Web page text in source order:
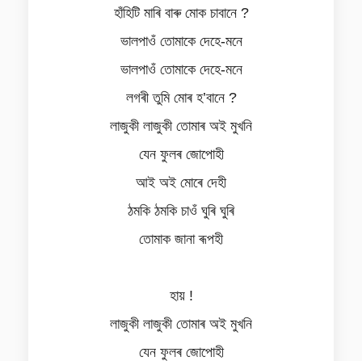
হাঁহিটি মাৰি বাৰু মোক চাবানে ?
ভালপাওঁ তোমাকে দেহে-মনে
ভালপাওঁ তোমাকে দেহে-মনে
লগৰী তুমি মোৰ হ’বানে ?
লাজুকী লাজুকী তোমাৰ অই মুখনি
যেন ফুলৰ জোপোহী
আই অই মোৰে দেহী
ঠমকি ঠমকি চাওঁ ঘুৰি ঘুৰি
তোমাক জানা ৰূপহী
হায় !
লাজুকী লাজুকী তোমাৰ অই মুখনি
যেন ফুলৰ জোপোহী